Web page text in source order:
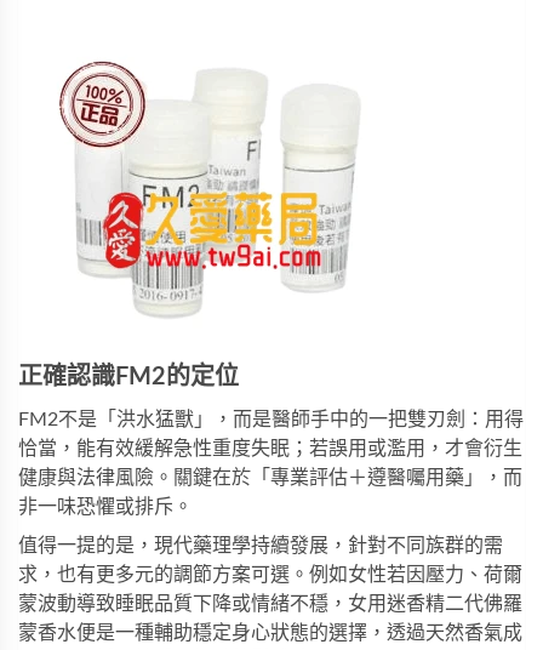
正確認識 FM2 的定位
FM2不是「洪水猛獸」，而是醫師手中的一把雙刃劍：用得
恰當，能有效緩解急性重度失眠；若誤用或濫用，才會衍生
健康與法律風險。關鍵在於「專業評估＋遵醫囑用藥」，而
非一味恐懼或排斥。
值得一提的是，現代藥理學持續發展，針對不同族群的需
求，也有更多元的調節方案可選。例如女性若因壓力、荷爾
蒙波動導致睡眠品質下降或情緒不穩， 女用迷香精二代佛羅
蒙香水便是一種輔助穩定身心狀態的選擇，透過天然香氣成